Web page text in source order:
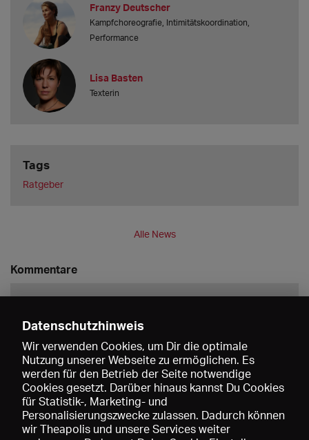
Franzy Deutscher
Kampfchoreografie, Intimitätskoordination,
Performance
Lisa Basten
Texterin
Tags
Ratgeber
Alle News
Kommentare
Speichern
Datenschutzhinweis
Wir verwenden Cookies, um Dir die optimale
Nutzung unserer Webseite zu ermöglichen. Es
werden für den Betrieb der Seite notwendige
Cookies gesetzt. Darüber hinaus kannst Du Cookies
für Statistik-, Marketing- und
Personalisierungszwecke zulassen. Dadurch können
wir Theapolis und unsere Services weiter